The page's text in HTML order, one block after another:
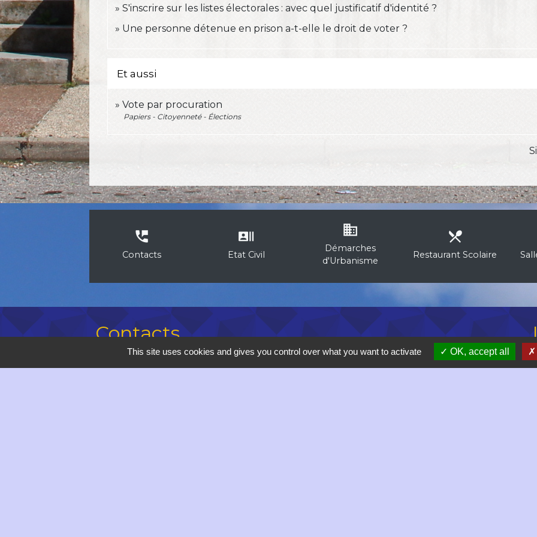
S'inscrire sur les listes électorales : avec quel justificatif d'identité ?
Une personne détenue en prison a-t-elle le droit de voter ?
Et aussi
Vote par procuration
Papiers - Citoyenneté - Élections
perm_phone_msg
Contacts
recent_actors
Etat Civil
business
Démarches
d'Urbanisme
local_dining
Restaurant Scolaire
Contacts
Commune de Saulce-sur-Rhône
This site uses cookies and gives you control over what you want to activate OK, accept all